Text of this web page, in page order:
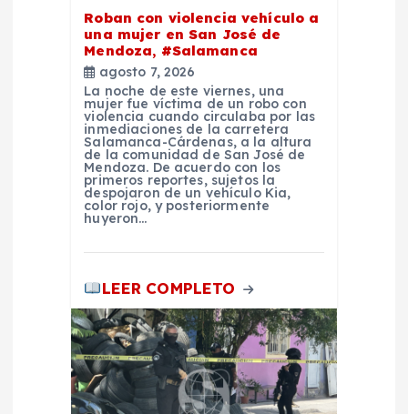
Roban con violencia vehículo a
una mujer en San José de
Mendoza, #Salamanca
agosto 7, 2026
La noche de este viernes, una
mujer fue víctima de un robo con
violencia cuando circulaba por las
inmediaciones de la carretera
Salamanca-Cárdenas, a la altura
de la comunidad de San José de
Mendoza. De acuerdo con los
primeros reportes, sujetos la
despojaron de un vehículo Kia,
color rojo, y posteriormente
huyeron…
LEER COMPLETO